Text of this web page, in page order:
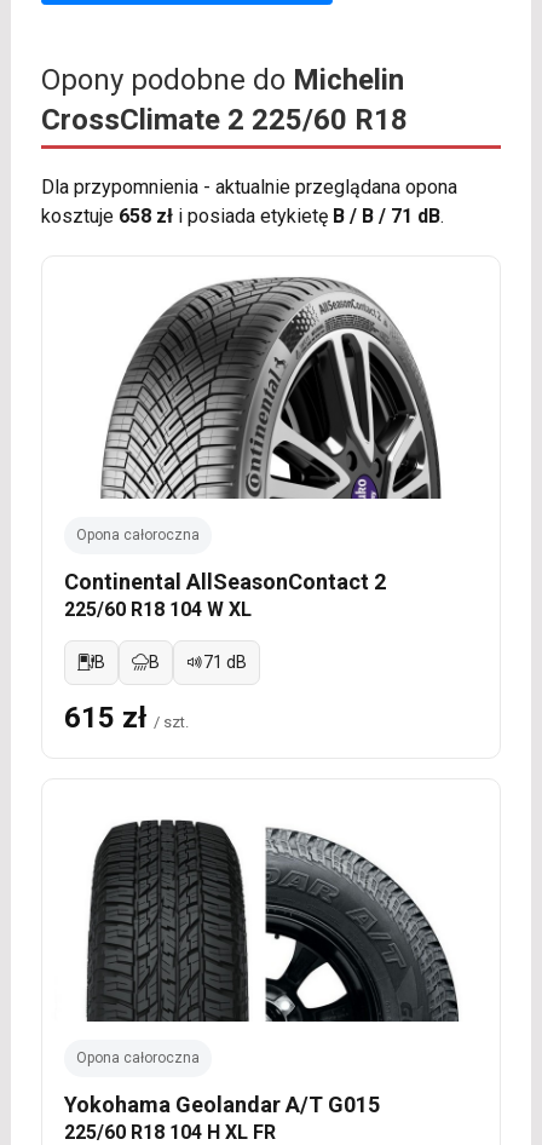
Opony podobne do Michelin
CrossClimate 2 225/60 R18
Dla przypomnienia - aktualnie przeglądana opona
kosztuje 658 złi posiada etykietę B / B / 71 dB.
Opona całoroczna
Continental AllSeasonContact 2
225/60 R18 104 W XL
B B 71 dB
615 zł / szt.
Opona całoroczna
Yokohama Geolandar A/T G015
225/60 R18 104 H XL FR